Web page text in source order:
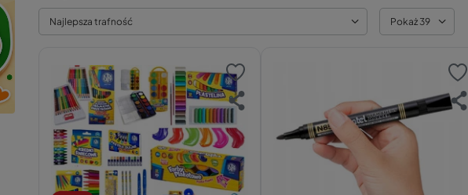
Najlepsza trafność Pokaż 39